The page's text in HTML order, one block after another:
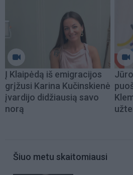
Į Klaipėdą iš emigracijos
grįžusi Karina Kučinskienė
įvardijo didžiausią savo
norą
Šiuo metu skaitomiausi